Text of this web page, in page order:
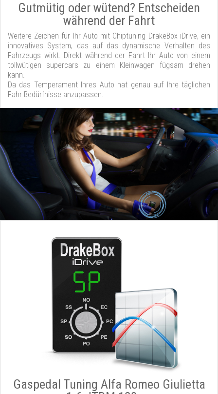
Gutmütig oder wütend? Entscheiden
während der Fahrt
Weitere Zeichen für Ihr Auto mit Chiptuning DrakeBox iDrive, ein
innovatives System, das auf das dynamische Verhalten des
Fahrzeugs wirkt. Direkt während der Fahrt Ihr Auto von einem
tollwütigen supercars zu einem Kleinwagen fügsam drehen
kann.
Da das Temperament Ihres Auto hat genau auf Ihre täglichen
Fahr Bedürfnisse anzupassen.
Gaspedal Tuning Alfa Romeo Giulietta